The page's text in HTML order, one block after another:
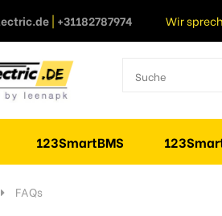
| +31182787974 Wir
123SmartBMS
FAQs